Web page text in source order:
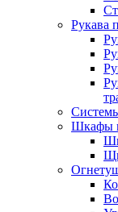
Рукава
Шкафы